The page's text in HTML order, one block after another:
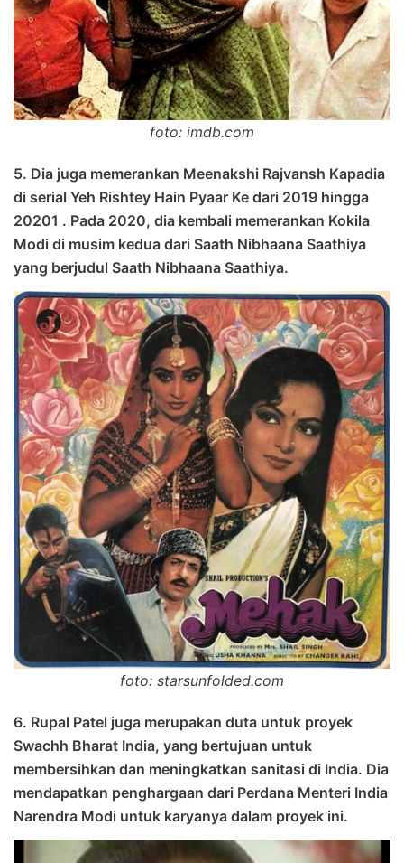
foto: imdb.com
5. Dia juga memerankan Meenakshi Rajvansh Kapadia
di serial Yeh Rishtey Hain Pyaar Ke dari 2019 hingga
20201 . Pada 2020, dia kembali memerankan Kokila
Modi di musim kedua dari Saath Nibhaana Saathiya
yang berjudul Saath Nibhaana Saathiya.
foto: starsunfolded.com
6. Rupal Patel juga merupakan duta untuk proyek
Swachh Bharat India, yang bertujuan untuk
membersihkan dan meningkatkan sanitasi di India. Dia
mendapatkan penghargaan dari Perdana Menteri India
Narendra Modi untuk karyanya dalam proyek ini.